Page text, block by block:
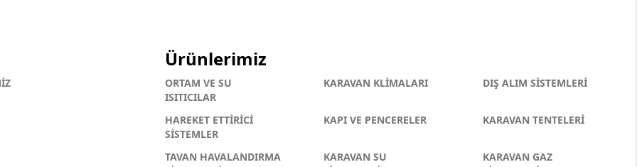
Ürünlerimiz
ORTAM VE SU
ISITICILAR
KARAVAN KLİMALARI DIŞ ALIM SİSTEMLERİ
HAREKET ETTİRİCİ
SİSTEMLER
KAPI VE PENCERELER KARAVAN TENTELERİ
TAVAN HAVALANDIRMA
KARAVAN SU
KARAVAN GAZ